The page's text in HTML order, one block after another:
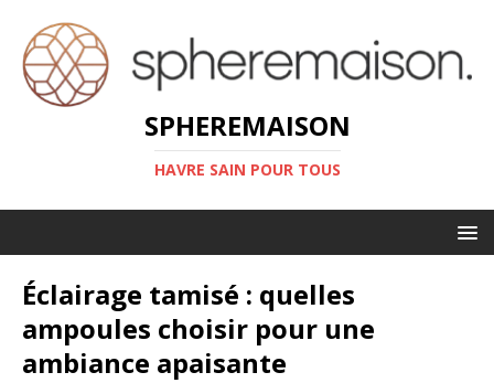
SPHEREMAISON
HAVRE SAIN POUR TOUS
Éclairage tamisé : quelles
ampoules choisir pour une
ambiance apaisante